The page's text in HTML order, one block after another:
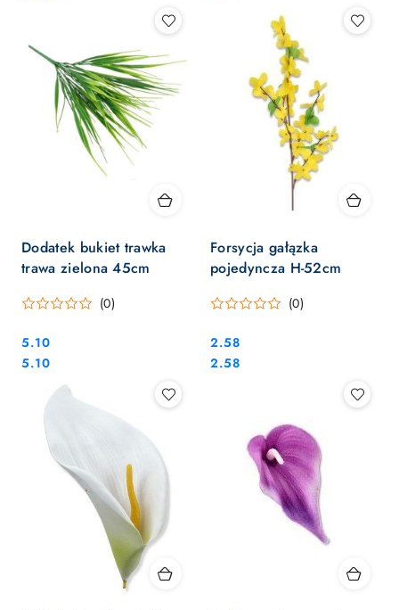
Dodatek bukiet trawka
trawa zielona 45cm
(0)
Cena:
5.10
Cena:
5.10
Forsycja gałązka
pojedyncza H-52cm
(0)
Cena:
2.58
Cena:
2.58